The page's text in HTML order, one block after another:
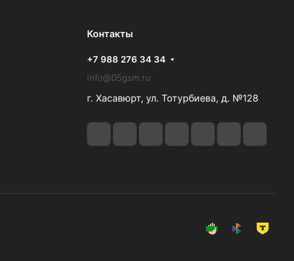
Контакты
+7 988 276 34 34
info@05gsm.ru
г. Хасавюрт, ул. Тотурбиева, д. №128